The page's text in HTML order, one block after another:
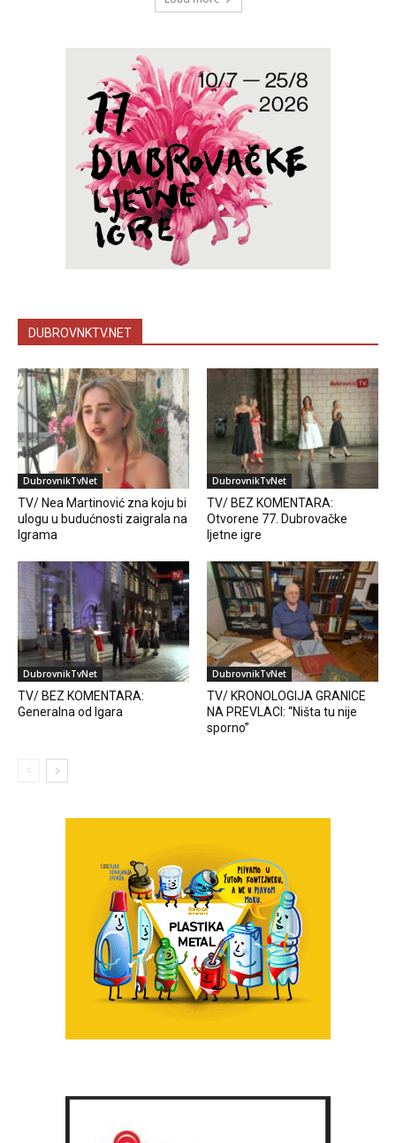
DUBROVNKTV.NET
DubrovnikTvNet
TV/ Nea Martinović zna koju bi
ulogu u budućnosti zaigrala na
Igrama
DubrovnikTvNet
TV/ BEZ KOMENTARA:
Otvorene 77. Dubrovačke
ljetne igre
DubrovnikTvNet
TV/ BEZ KOMENTARA:
Generalna od Igara
DubrovnikTvNet
TV/ KRONOLOGIJA GRANICE
NA PREVLACI: “Ništa tu nije
sporno”